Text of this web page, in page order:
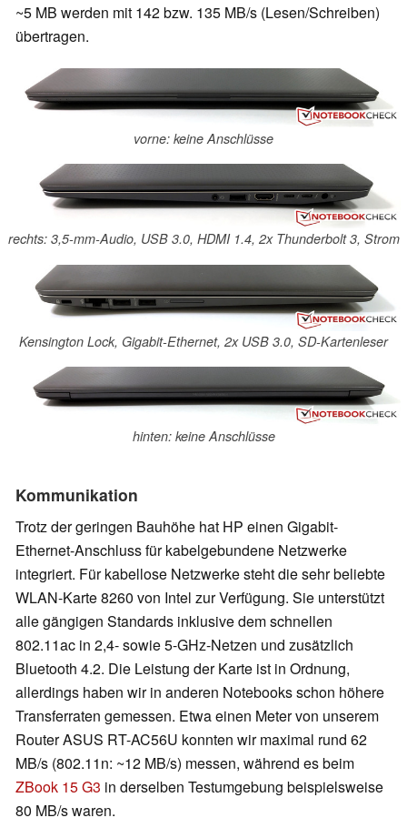
~5 MB werden mit 142 bzw. 135 MB/s (Lesen/Schreiben)
übertragen.
vorne: keine Anschlüsse
rechts: 3,5-mm-Audio, USB 3.0, HDMI 1.4, 2x Thunderbolt 3, Strom
Kensington Lock, Gigabit-Ethernet, 2x USB 3.0, SD-Kartenleser
hinten: keine Anschlüsse
Kommunikation
Trotz der geringen Bauhöhe hat HP einen Gigabit-
Ethernet-Anschluss für kabelgebundene Netzwerke
integriert. Für kabellose Netzwerke steht die sehr beliebte
WLAN-Karte 8260 von Intel zur Verfügung. Sie unterstützt
alle gängigen Standards inklusive dem schnellen
802.11ac in 2,4- sowie 5-GHz-Netzen und zusätzlich
Bluetooth 4.2. Die Leistung der Karte ist in Ordnung,
allerdings haben wir in anderen Notebooks schon höhere
Transferraten gemessen. Etwa einen Meter von unserem
Router ASUS RT-AC56U konnten wir maximal rund 62
MB/s (802.11n: ~12 MB/s) messen, während es beim
ZBook 15 G3 in derselben Testumgebung beispielsweise
80 MB/s waren.